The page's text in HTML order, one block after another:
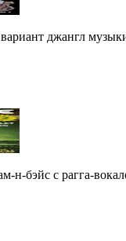
джангл
н-бэйс с рагга-